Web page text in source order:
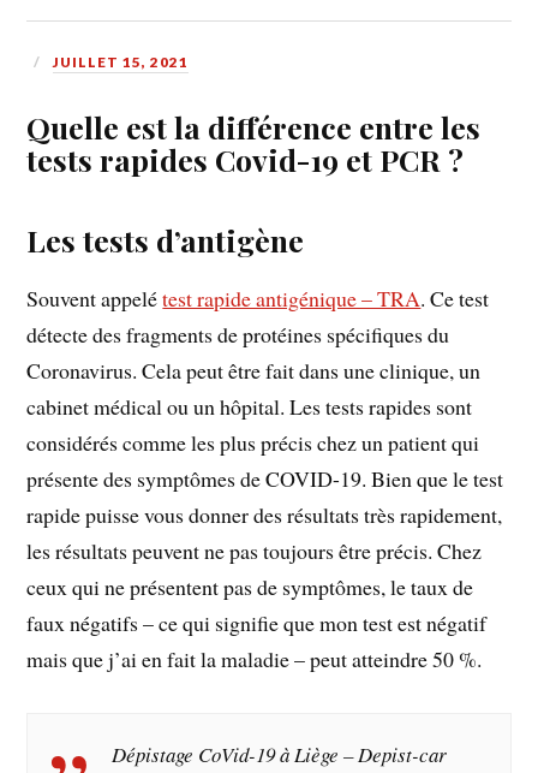
JUILLET 15, 2021
Quelle est la différence entre les
tests rapides Covid-19 et PCR ?
Les tests d’antigène
Souvent appelétest rapide antigénique – TRA. Ce test
détecte des fragments de protéines spécifiques du
Coronavirus. Cela peut être fait dans une clinique, un
cabinet médical ou un hôpital. Les tests rapides sont
considérés comme les plus précis chez un patient qui
présente des symptômes de COVID-19. Bien que le test
rapide puisse vous donner des résultats très rapidement,
les résultats peuvent ne pas toujours être précis. Chez
ceux qui ne présentent pas de symptômes, le taux de
faux négatifs – ce qui signifie que mon test est négatif
mais que j’ai en fait la maladie – peut atteindre 50 %.
Dépistage CoVid-19 à Liège – Depist-car